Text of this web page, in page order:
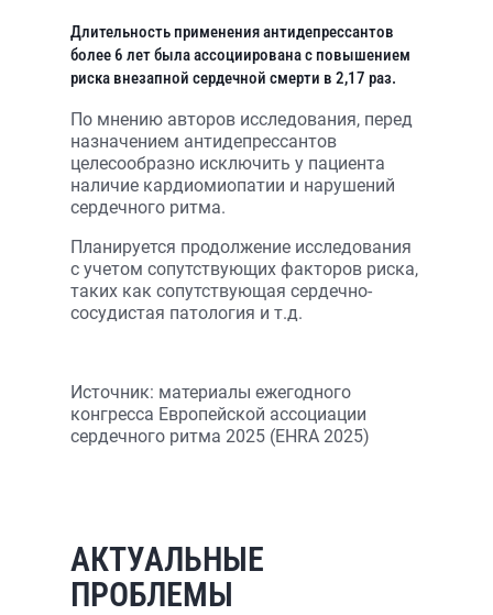
Длительность применения антидепрессантов
более 6 лет была ассоциирована с повышением
риска внезапной сердечной смерти в 2,17 раз.
По мнению авторов исследования, перед
назначением антидепрессантов
целесообразно исключить у пациента
наличие кардиомиопатии и нарушений
сердечного ритма.
Планируется продолжение исследования
с учетом cопутствующих факторов риска,
таких как сопутствующая сердечно-
сосудистая патология и т.д.
Источник: материалы ежегодного
конгресса Европейской ассоциации
сердечного ритма 2025 (EHRA 2025)
АКТУАЛЬНЫЕ
ПРОБЛЕМЫ